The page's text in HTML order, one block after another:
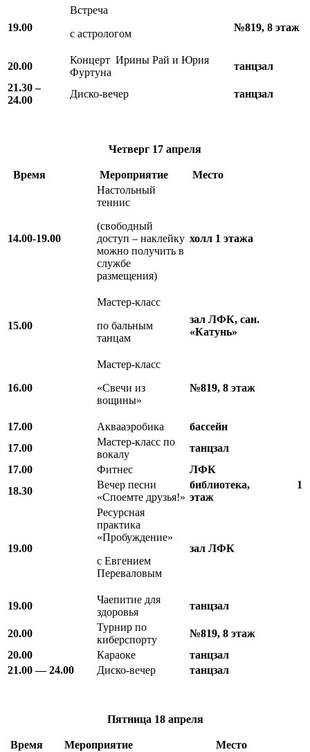
19.00
Встреча
с астрологом
№819, 8 этаж
20.00
Концерт Ирины Рай и Юрия
Фуртуна
танцзал
21.30 –
24.00
Диско-вечер танцзал
Четверг 17 апреля
Время Мероприятие Место
14.00-19.00
Настольный
теннис
(свободный
доступ – наклейку
можно получить в
службе
размещения)
холл 1 этажа
15.00
Мастер-класс
по бальным
танцам
зал ЛФК, сан.
«Катунь»
16.00
Мастер-класс
«Свечи из
вощины»
№819, 8 этаж
17.00 Аквааэробика
бассейн
17.00
Мастер-класс по
вокалу
танцзал
17.00
Фитнес
ЛФК
18.30
Вечер песни
«Споемте друзья!»
библиотека, 1
этаж
19.00
Ресурсная
практика
«Пробуждение»
с Евгением
Переваловым
зал ЛФК
19.00
Чаепитие для
здоровья
танцзал
20.00
Турнир по
киберспорту
№819, 8 этаж
20.00
Караоке
танцзал
21.00 — 24.00
Диско-вечер танцзал
Пятница 18 апреля
Время Мероприятие Место